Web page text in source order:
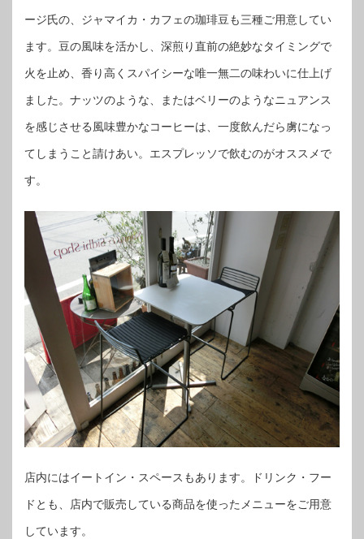
ージ氏の、ジャマイカ・カフェの珈琲豆も三種ご用意してい
ます。豆の風味を活かし、深煎り直前の絶妙なタイミングで
火を止め、香り高くスパイシーな唯一無二の味わいに仕上げ
ました。ナッツのような、またはベリーのようなニュアンス
を感じさせる風味豊かなコーヒーは、一度飲んだら虜になっ
てしまうこと請けあい。エスプレッソで飲むのがオススメで
す。
店内にはイートイン・スペースもあります。ドリンク・フー
ドとも、店内で販売している商品を使ったメニューをご用意
しています。